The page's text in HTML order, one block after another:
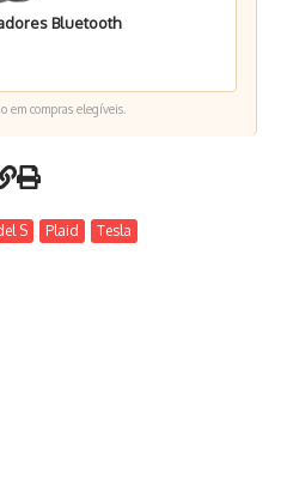
Bluetooth
em compras elegíveis.
S Plaid Tesla